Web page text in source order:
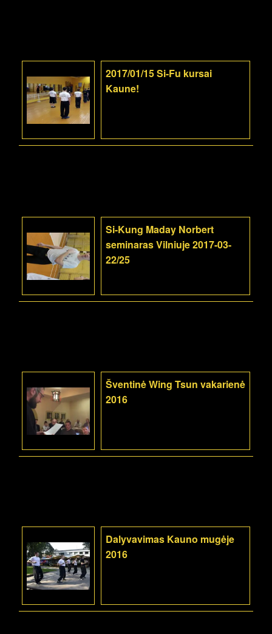
2017/01/15 Si-Fu kursai
Kaune!
Si-Kung Maday Norbert
seminaras Vilniuje 2017-03-
22/25
Šventinė Wing Tsun vakarienė
2016
Dalyvavimas Kauno mugėje
2016